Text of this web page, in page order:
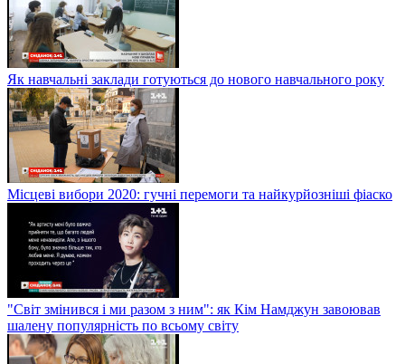
Як навчальні заклади готуються до нового навчального року
Місцеві вибори 2020: гучні перемоги та найкурйозніші фіаско
"Світ змінився і ми разом з ним": як Кім Намджун завоював
шалену популярність по всьому світу